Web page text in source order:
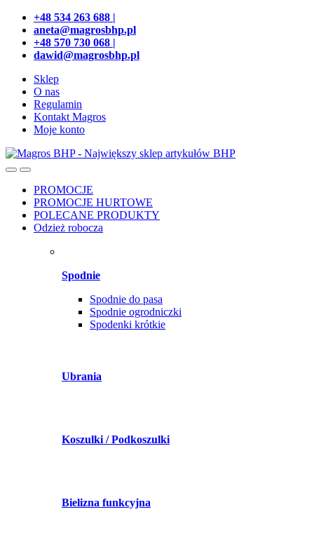
Przejdź
nawigacji
Przeskocz
treści
+48 534 263 688 |
aneta@magrosbhp.pl
+48 570 730 068 |
dawid@magrosbhp.pl
Sklep
O nas
Regulamin
Kontakt Magros
Moje konto
PROMOCJE
PROMOCJE HURTOWE
POLECANE PRODUKTY
Odzież robocza
Spodnie
Spodnie do pasa
Spodnie ogrodniczki
Spodenki krótkie
Ubrania
Koszulki / Podkoszulki
Bielizna funkcyjna